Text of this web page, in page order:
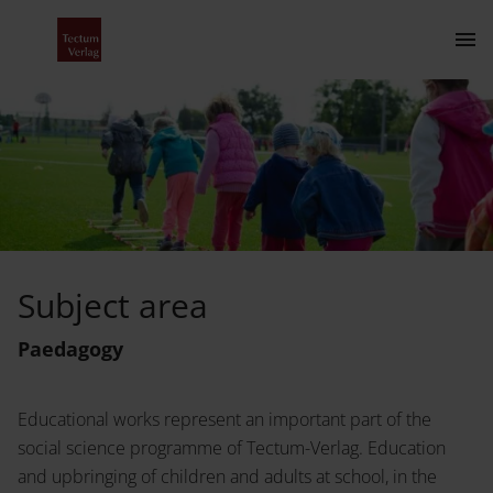
The Publishing House
About Us
Programme
Contact
Subject area
Paedagogy
Educational works represent an important part of the
social science programme of Tectum-Verlag. Education
and upbringing of children and adults at school, in the